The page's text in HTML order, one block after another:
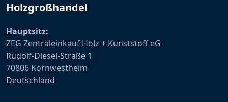
Holzgroßhandel
Hauptsitz:
ZEG Zentraleinkauf Holz + Kunststoff eG
Rudolf-Diesel-Straße 1
70806 Kornwestheim
Deutschland